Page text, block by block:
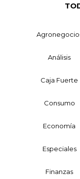
Análisis
Caja Fuerte
Consumo
Economía
Especiales
Finanzas